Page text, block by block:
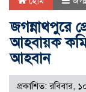
জগন্নাথপুরে
আহবায়ক
আহবান
প্রকাশিত: রবিবার,